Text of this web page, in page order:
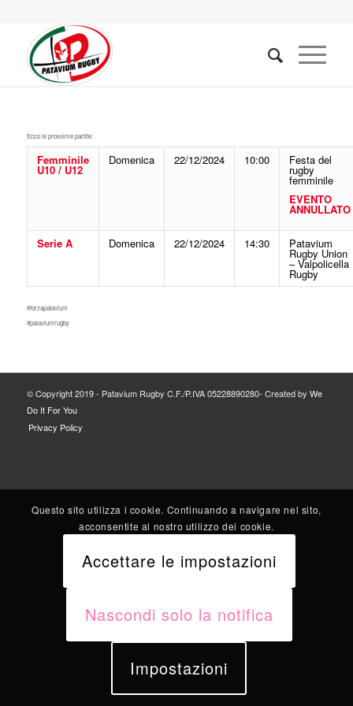
Ecco le prossime partite:
Femminile
U10 / U12
Domenica 22/12/2024 10:00 Festa del
rugby
femminile
EVENTO
ANNULLATO
Serie A Domenica 22/12/2024 14:30 Patavium
Rugby Union
– Valpolicella
Rugby
#forzapatavium
#pataviumrugby
© Copyright 2019 - Patavium Rugby C.F./P.IVA 05228890280- Created by We
Do It For You
Privacy Policy
Questo sito utilizza i cookie. Continuando a navigare nel sito,
acconsentite al nostro utilizzo dei cookie.
Accettare le impostazioni
Nascondi solo la notifica
Impostazioni